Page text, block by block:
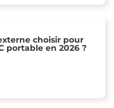
choisir pour
portable en 2026 ?